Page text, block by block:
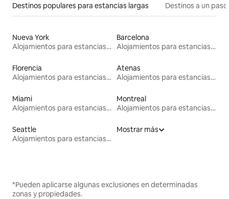
Destinos populares para estancias largas Destinos a un
Nueva York
Alojamientos para estancias largas
Barcelona
Alojamientos para estancias largas
Florencia
Alojamientos para estancias largas
Atenas
Alojamientos para estancias largas
Miami
Alojamientos para estancias largas
Montreal
Alojamientos para estancias largas
Seattle
Alojamientos para estancias largas
Mostrar más
*Pueden aplicarse algunas exclusiones en determinadas
zonas y propiedades.